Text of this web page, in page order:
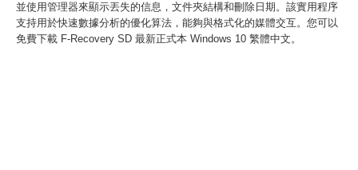
並使用管理器來顯示丟失的信息，文件夾結構和刪除日期。該實用程序
支持用於快速數據分析的優化算法，能夠與格式化的媒體交互。您可以
免費下載 F-Recovery SD 最新正式本 Windows 10 繁體中文。